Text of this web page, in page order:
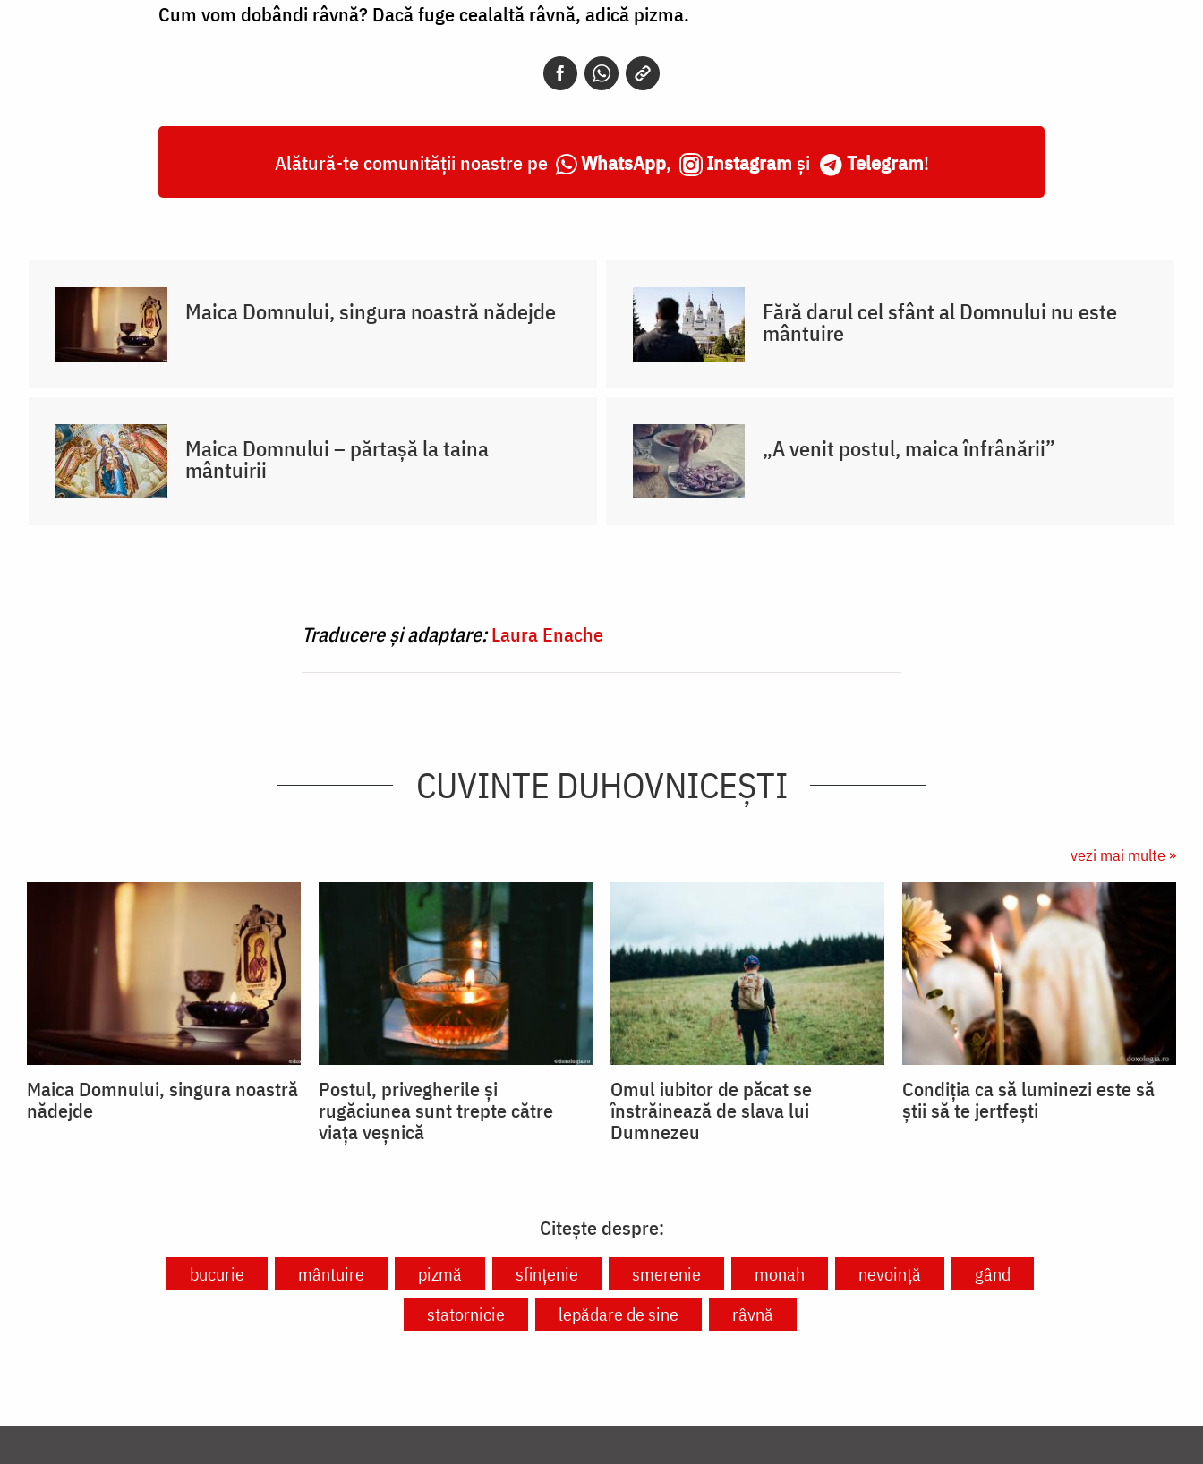
Cum vom dobândi râvnă? Dacă fuge cealaltă râvnă, adică pizma.
Alătură-te comunității noastre pe WhatsApp, Instagram și Telegram!
Maica Domnului, singura noastră nădejde Fără darul cel sfânt al Domnului nu este
mântuire
Maica Domnului – părtașă la taina
mântuirii
„A venit postul, maica înfrânării”
Traducere și adaptare:Laura Enache
CUVINTE DUHOVNICEȘTI
vezi mai multe »
Maica Domnului, singura noastră
nădejde
Postul, privegherile și
rugăciunea sunt trepte către
viața veșnică
Omul iubitor de păcat se
înstrăinează de slava lui
Dumnezeu
Condiția ca să luminezi este să
știi să te jertfești
Citește despre:
bucurie mântuire pizmă sfințenie smerenie monah nevoință
gând
statornicie
lepădare de sine râvnă